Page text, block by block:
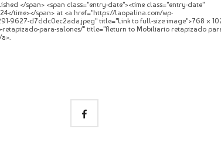
</span> <span class="entry-date"><time class="entry-date"
time></span> at <a href="https://laopalina.com/wp-
9627-d7ddc0ec2ada.jpeg" title="Link to full-size image">768 ×
para-salones/" title="Return to Mobiliario retapizado